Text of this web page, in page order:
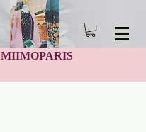
MIIMOPARIS